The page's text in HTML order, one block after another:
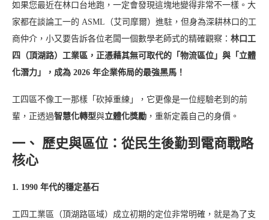
如果您最近在林口台地跑，一定會發現這塊地變得非常不一樣。大
家都在談論工一的 ASML（艾司摩爾）進駐，但身為深耕林口的工
商仲介，小又要告訴各位老闆一個數學老師式的精確觀察： 林口工
四（頂湖路）工業區，正憑藉其無可取代的「物流區位」與「立體
化潛力」，成為 2026 年企業佈局的最強黑馬！
工四區不像工一那樣「砍掉重練」，它更像是一位經驗老到的前
輩，正透過智慧化轉型與立體化獎勵 ，重新定義自己的身價。
一、 歷史與區位：從民生後勤到電商戰略
核心
1. 1990 年代的穩定基石
工四工業區（頂湖路區域）成立初期的定位非常明確，就是為了支